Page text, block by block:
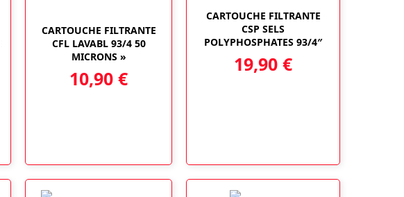
CARTOUCHE FILTRANTE
CFL LAVABL 93/4 50
MICRONS »
10,90 €
CARTOUCHE FILTRANTE
CSP SELS
POLYPHOSPHATES 93/4″
19,90 €